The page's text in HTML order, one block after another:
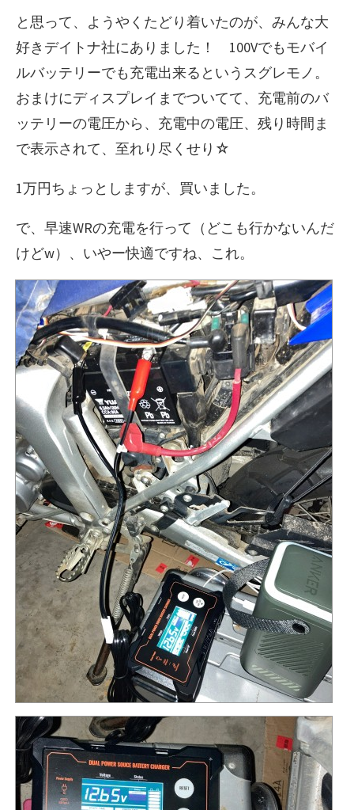
と思って、ようやくたどり着いたのが、みんな大
好きデイトナ社にありました！ 100Vでもモバイ
ルバッテリーでも充電出来るというスグレモノ。
おまけにディスプレイまでついてて、充電前のバ
ッテリーの電圧から、充電中の電圧、残り時間ま
で表示されて、至れり尽くせり☆
1万円ちょっとしますが、買いました。
で、早速WRの充電を行って（どこも行かないんだ
けどw）、いやー快適ですね、これ。